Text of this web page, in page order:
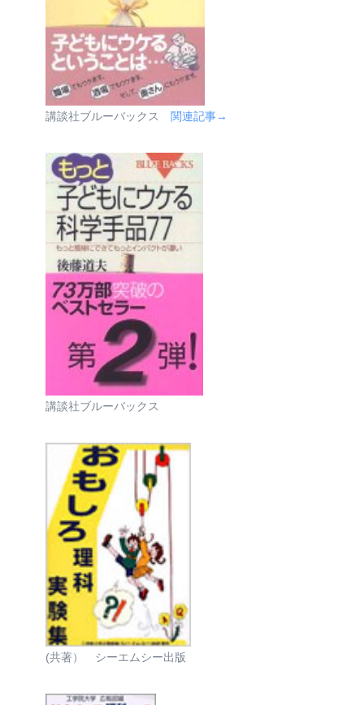
講談社ブルーバックス 関連記事→
講談社ブルーバックス
(共著） シーエムシー出版